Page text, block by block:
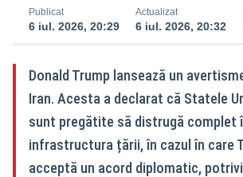
Publicat
6 iul. 2026, 20:29
Actualizat
6 iul. 2026, 20:32
Donald Trump lansează un
Iran. Acesta a declarat că Statele
sunt pregătite să distrugă complet
infrastructura țării, în cazul în care
acceptă un acord diplomatic,